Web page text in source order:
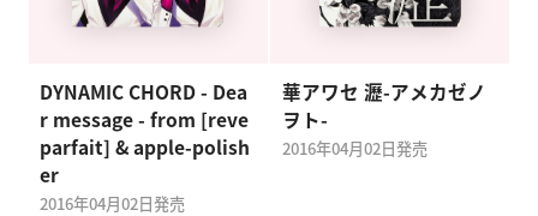
DYNAMIC CHORD - Dea
r message - from [reve
parfait] & apple-polish
er
2016年04月02日発売
華アワセ 瀝-アメカゼノ
ヲト-
2016年04月02日発売